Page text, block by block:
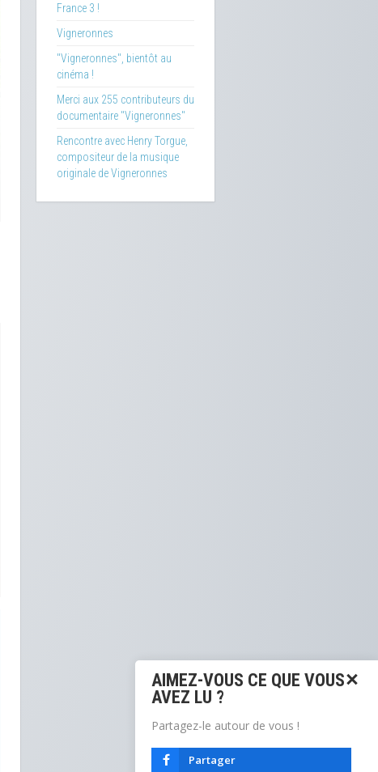
France 3 !
Vigneronnes
"Vigneronnes", bientôt au
cinéma !
Merci aux 255 contributeurs du
documentaire "Vigneronnes"
Rencontre avec Henry Torgue,
compositeur de la musique
originale de Vigneronnes
AIMEZ-VOUS CE QUE VOUS
AVEZ LU ?
Partagez-le autour de vous !
Partager